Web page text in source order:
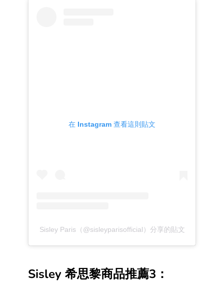
在 Instagram 查看這則貼文
Sisley Paris（@sisleyparisofficial）分享的貼文
Sisley 希思黎商品推薦3：